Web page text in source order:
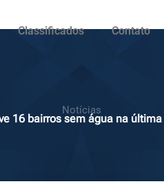
Classificados Contato
Notícias
16 bairros sem água na